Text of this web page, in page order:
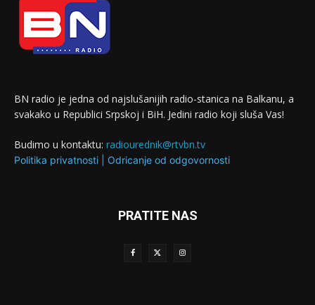
BN radio je jedna od najslušanijih radio-stanica na Balkanu, a
svakako u Republici Srpskoj i BiH. Jedini radio koji sluša Vas!
Budimo u kontaktu: radiourednik@rtvbn.tv
Politika privatnosti Odricanje od odgovornosti
PRATITE NAS